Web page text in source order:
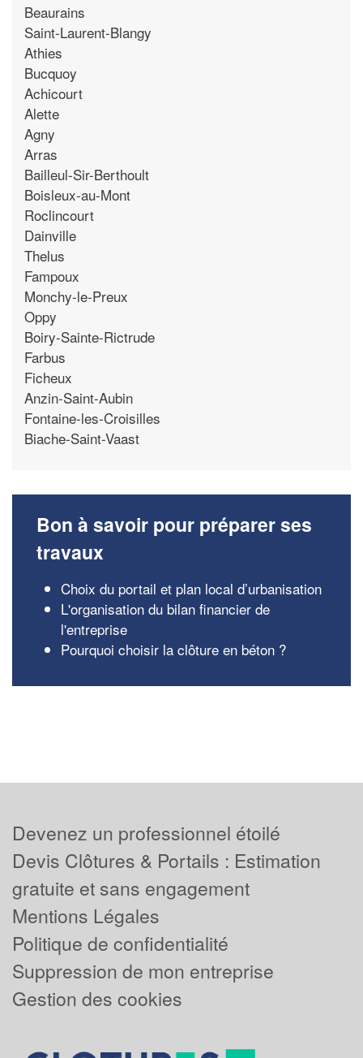
Beaurains
Saint-Laurent-Blangy
Athies
Bucquoy
Achicourt
Alette
Agny
Arras
Bailleul-Sir-Berthoult
Boisleux-au-Mont
Roclincourt
Dainville
Thelus
Fampoux
Monchy-le-Preux
Oppy
Boiry-Sainte-Rictrude
Farbus
Ficheux
Anzin-Saint-Aubin
Fontaine-les-Croisilles
Biache-Saint-Vaast
Bon à savoir pour préparer ses
travaux
Choix du portail et plan local d’urbanisation
L'organisation du bilan financier de
l'entreprise
Pourquoi choisir la clôture en béton ?
Devenez un professionnel étoilé
Devis Clôtures & Portails : Estimation
gratuite et sans engagement
Mentions Légales
Politique de confidentialité
Suppression de mon entreprise
Gestion des cookies